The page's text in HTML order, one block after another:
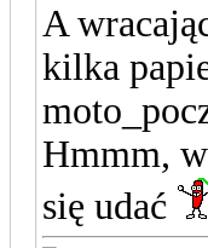
A
kilka
Hmmm,
się udać